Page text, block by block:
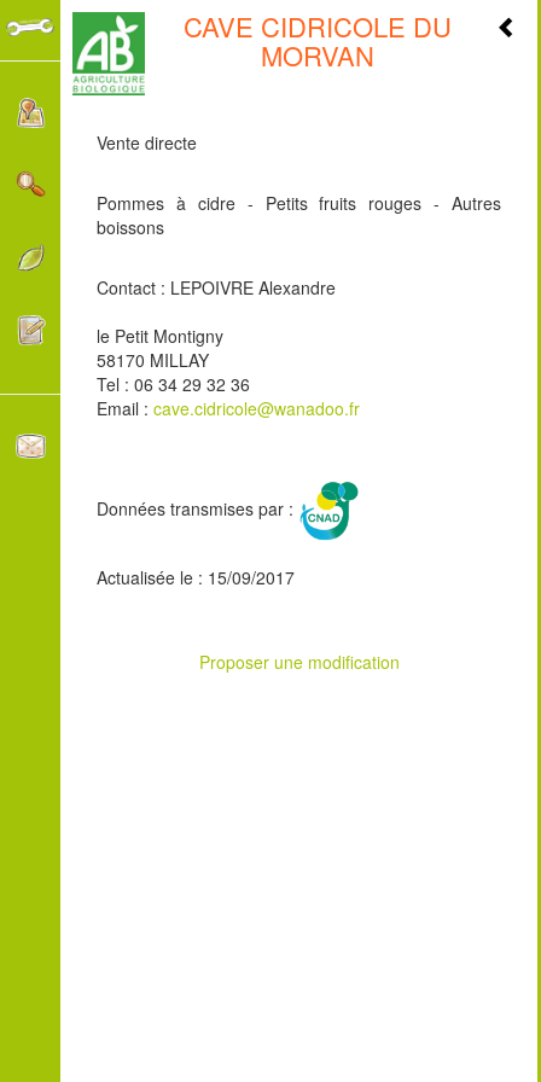
CAVE CIDRICOLE DU
MORVAN
Vente directe
Pommes à cidre - Petits fruits rouges - Autres
boissons
Contact : LEPOIVRE Alexandre
le Petit Montigny
58170 MILLAY
Tel : 06 34 29 32 36
Email : cave.cidricole@wanadoo.fr
Données transmises par :
Actualisée le : 15/09/2017
Proposer une modification
+